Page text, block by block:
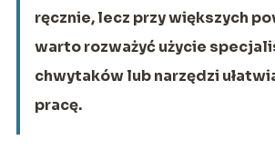
ręcznie, lecz przy większych
warto rozważyć użycie
chwytaków lub narzędzi
pracę.